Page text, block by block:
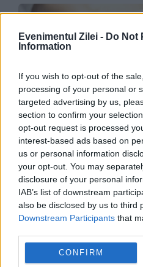
Evenimentul Zilei - Do Not
Information
If you wish to opt-out of the
processing of your personal or
targeted advertising by us,
section to confirm your
opt-out request is processed
interest-based ads based on
us or personal information
your opt-out. You may
disclosure of your personal
IAB’s list of downstream
also be disclosed by us to third
Downstream Participants that
CONFIRM
Documentul pe care
arunce niciodată.